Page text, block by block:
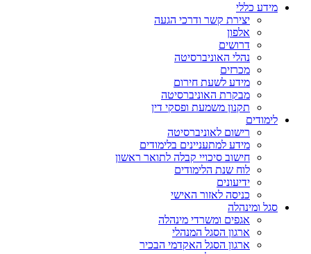
מידע כללי
יצירת קשר ודרכי הגעה
אלפון
דרושים
נהלי האוניברסיטה
מכרזים
מידע לשעת חירום
מבקרת האוניברסיטה
תקנון משמעת ופסקי דין
לימודים
רישום לאוניברסיטה
מידע למתעניינים בלימודים
חישוב סיכויי קבלה לתואר ראשון
לוח שנת הלימודים
ידיעונים
כניסה לאזור האישי
סגל ומינהלה
אגפים ומשרדי מינהלה
ארגון הסגל המנהלי
ארגון הסגל האקדמי הבכיר